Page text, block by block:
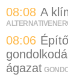
08:08 A
08:06
ágazat